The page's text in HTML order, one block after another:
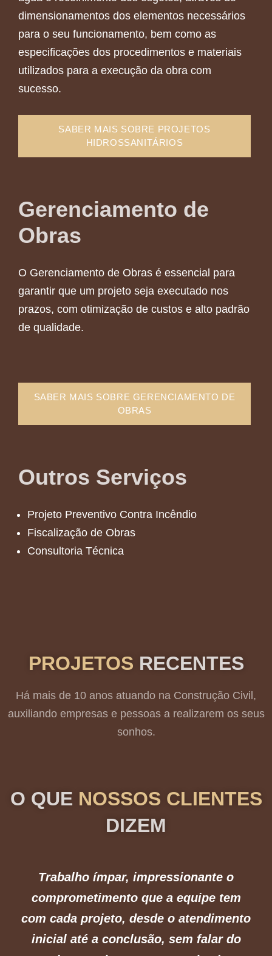
dimensionamentos dos elementos necessários
para o seu funcionamento, bem como as
especificações dos procedimentos e materiais
utilizados para a execução da obra com
sucesso.
SABER MAIS SOBRE PROJETOS
HIDROSSANITÁRIOS
Gerenciamento de
Obras
O Gerenciamento de Obras é essencial para
garantir que um projeto seja executado nos
prazos, com otimização de custos e alto padrão
de qualidade.
SABER MAIS SOBRE GERENCIAMENTO DE
OBRAS
Outros Serviços
Projeto Preventivo Contra Incêndio
Fiscalização de Obras
Consultoria Técnica
PROJETOS RECENTES
Há mais de 10 anos atuando na Construção Civil,
auxiliando empresas e pessoas a realizarem os seus
sonhos.
O QUE NOSSOS CLIENTES
DIZEM
Trabalho ímpar, impressionante o
comprometimento que a equipe tem
com cada projeto, desde o atendimento
inicial até a conclusão, sem falar do